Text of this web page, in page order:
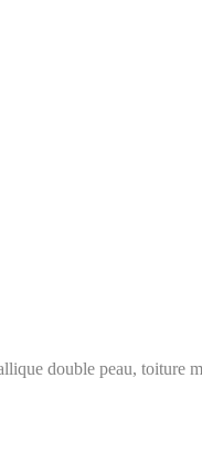
double peau, toiture